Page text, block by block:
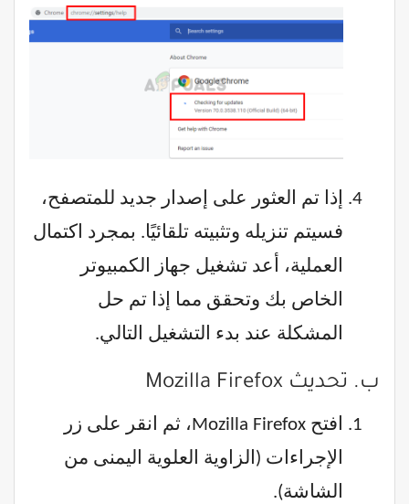
إذا تم العثور على إصدار جديد للمتصفح،
فسيتم تنزيله وتثبيته تلقائيًا. بمجرد اكتمال
العملية، أعد تشغيل جهاز الكمبيوتر
الخاص بك وتحقق مما إذا تم حل
المشكلة عند بدء التشغيل التالي.
ب. تحديث Mozilla Firefox
افتح Mozilla Firefox، ثم انقر على زر
الإجراءات (الزاوية العلوية اليمنى من
الشاشة).